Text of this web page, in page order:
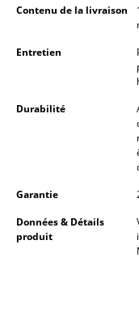
Lampes de sol
Appliques
Luminaires
Lampes sans fil
... voir tous les
Lits simples
Contenu de la livraison
Entretien
Durabilité
Garantie
Données & Détails
produit